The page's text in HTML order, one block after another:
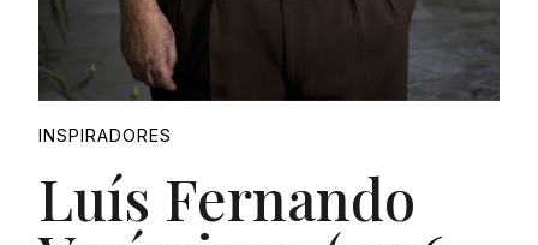
INSPIRADORES
Luís Fernando